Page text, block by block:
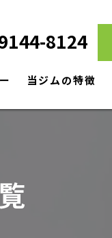
8124
当ジムの特徴